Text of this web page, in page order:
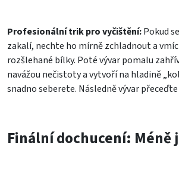
Profesionální trik pro vyčištění:Pokud
zakalí, nechte ho mírně zchladnout a
rozšlehané bílky. Poté vývar pomalu
navážou nečistoty a vytvoří na hladině
snadno seberete. Následně vývar
Finální dochucení: Méně